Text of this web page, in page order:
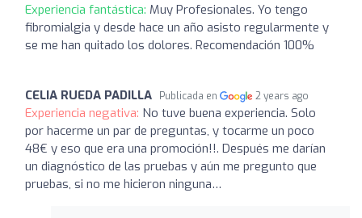
Experiencia fantástica: Muy Profesionales. Yo tengo
fibromialgia y desde hace un año asisto regularmente y
se me han quitado los dolores. Recomendación 100%
CELIA RUEDA PADILLA Publicada en 2 years ago
Experiencia negativa: No tuve buena experiencia. Solo
por hacerme un par de preguntas, y tocarme un poco
48€ y eso que era una promoción!!. Después me darían
un diagnóstico de las pruebas y aún me pregunto que
pruebas, si no me hicieron ninguna…